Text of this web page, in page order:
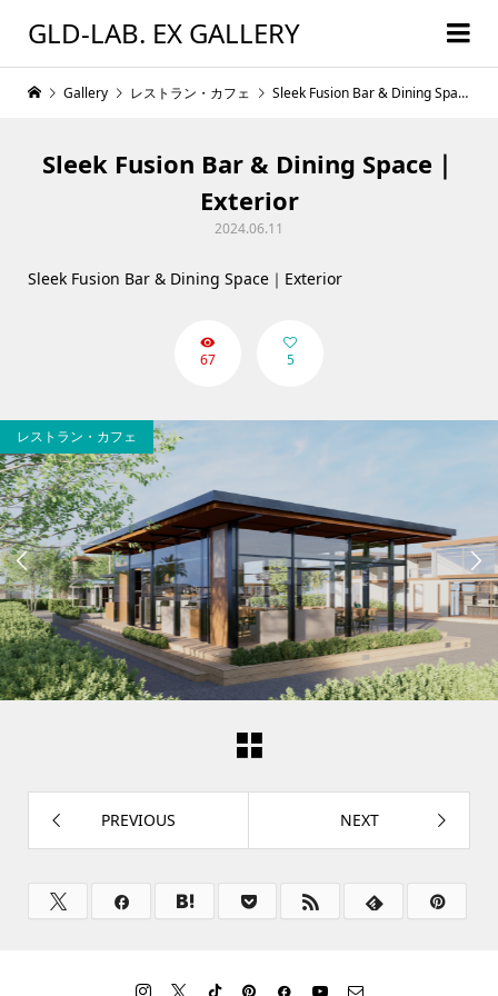
GLD-LAB. EX GALLERY
Gallery レストラン・カフェ Sleek Fusion Bar & Dining Space｜Exterior
Sleek Fusion Bar & Dining Space｜
Exterior
2024.06.11
Sleek Fusion Bar & Dining Space｜Exterior
67 5

レストラン・カフェ

PREVIOUS NEXT